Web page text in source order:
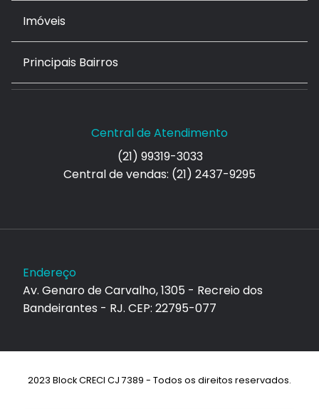
Imóveis
Principais Bairros
Central de Atendimento
(21) 99319-3033
Central de vendas: (21) 2437-9295
Endereço
Av. Genaro de Carvalho, 1305 - Recreio dos
Bandeirantes - RJ. CEP: 22795-077
2023 Block CRECI CJ 7389 - Todos os direitos reservados.